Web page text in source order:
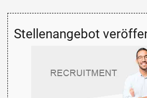
Stellenangebot